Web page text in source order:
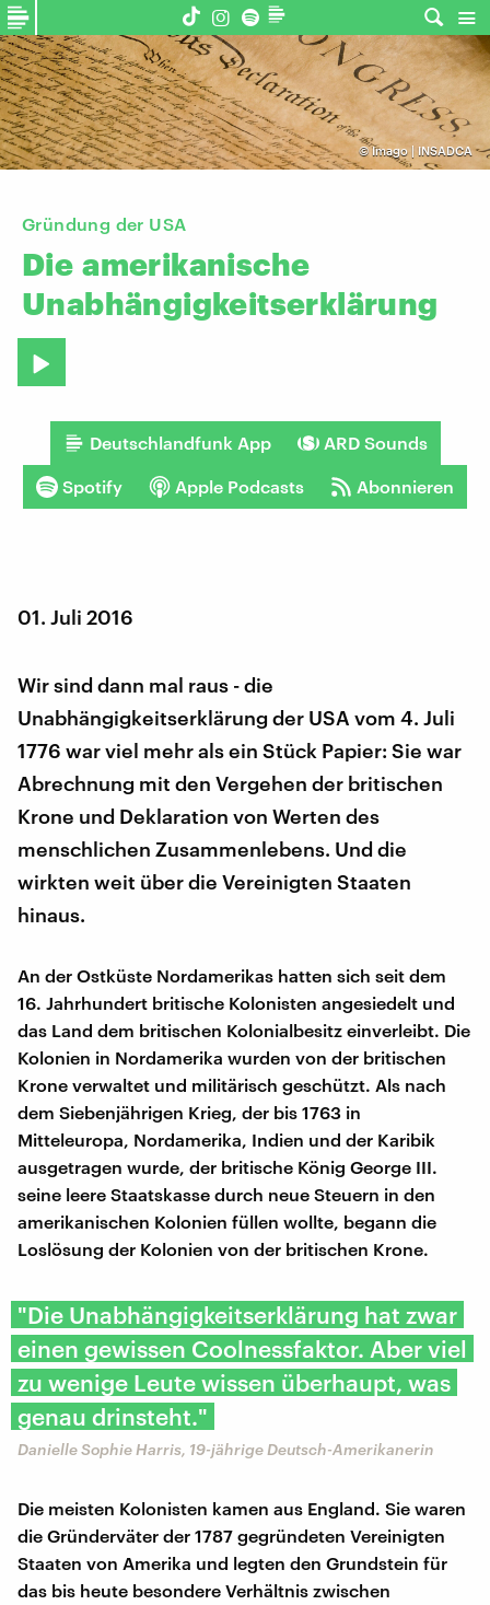
©Imago | INSADCA
Gründung der USA
Die amerikanische
Unabhängigkeitserklärung
Deutschlandfunk App ARD Sounds
Spotify Apple Podcasts Abonnieren
01. Juli 2016
Wir sind dann mal raus - die
Unabhängigkeitserklärung der USA vom 4. Juli
1776 war viel mehr als ein Stück Papier: Sie war
Abrechnung mit den Vergehen der britischen
Krone und Deklaration von Werten des
menschlichen Zusammenlebens. Und die
wirkten weit über die Vereinigten Staaten
hinaus.
An der Ostküste Nordamerikas hatten sich seit dem
16. Jahrhundert britische Kolonisten angesiedelt und
das Land dem britischen Kolonialbesitz einverleibt. Die
Kolonien in Nordamerika wurden von der britischen
Krone verwaltet und militärisch geschützt. Als nach
dem Siebenjährigen Krieg, der bis 1763 in
Mitteleuropa, Nordamerika, Indien und der Karibik
ausgetragen wurde, der britische König George III.
seine leere Staatskasse durch neue Steuern in den
amerikanischen Kolonien füllen wollte, begann die
Loslösung der Kolonien von der britischen Krone.
"Die Unabhängigkeitserklärung hat zwar
einen gewissen Coolnessfaktor. Aber viel
zu wenige Leute wissen überhaupt, was
genau drinsteht."
Danielle Sophie Harris, 19-jährige Deutsch-Amerikanerin
Die meisten Kolonisten kamen aus England. Sie waren
die Gründerväter der 1787 gegründeten Vereinigten
Staaten von Amerika und legten den Grundstein für
das bis heute besondere Verhältnis zwischen